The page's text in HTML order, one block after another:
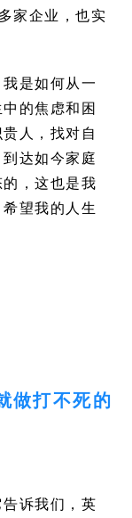
家企业，也实
是如何从一
的焦虑和困
人，找对自
达如今家庭
，这也是我
望我的人生
做打不死的
诉我们，英